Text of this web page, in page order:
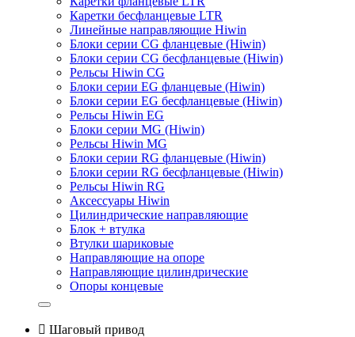
Каретки бесфланцевые LTR
Линейные направляющие Hiwin
Блоки серии CG фланцевые (Hiwin)
Блоки серии CG бесфланцевые (Hiwin)
Рельсы Hiwin CG
Блоки серии EG фланцевые (Hiwin)
Блоки серии EG бесфланцевые (Hiwin)
Рельсы Hiwin EG
Блоки серии MG (Hiwin)
Рельсы Hiwin MG
Блоки серии RG фланцевые (Hiwin)
Блоки серии RG бесфланцевые (Hiwin)
Рельсы Hiwin RG
Аксессуары Hiwin
Цилиндрические направляющие
Блок + втулка
Втулки шариковые
Направляющие на опоре
Направляющие цилиндрические
Опоры концевые
 Шаговый привод